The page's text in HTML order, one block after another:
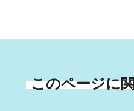
このページに